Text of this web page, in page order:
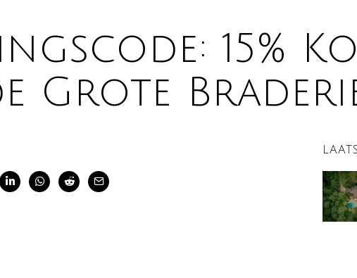
15%
Grote